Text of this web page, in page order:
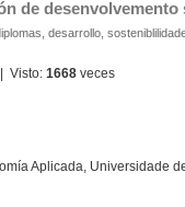
de desenvolvemento
desarrollo,
Visto:1668 veces
Aplicada, Universidade